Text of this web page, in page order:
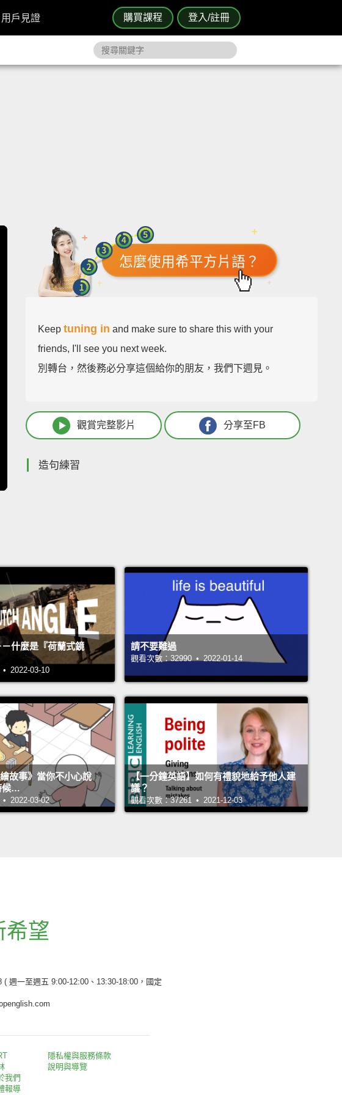
購買課程 登入/註冊
用戶見證
怎麼使用希平方片語？
Keeptuning in and make sure to share this with your
friends, I'll see you next week.
別轉台，然後務必分享這個給你的朋友，我們下週見。
觀賞完整影片 分享至FB
造句練習
什麼是『荷蘭式鏡
2022-03-10
請不要難過
觀看次數：32990 • 2022-01-14
故事》當你不小心說
候…
2022-03-02
【一分鐘英語】如何有禮貌地給予他人建
議？
觀看次數：37261 • 2021-12-03
希望
( 週一至週五 9:00-12:00、13:30-18:00，國定
我們
報導
隱私權與服務條款
說明與導覽